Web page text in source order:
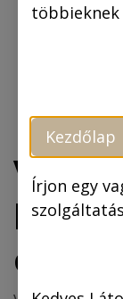
Fred
cm
többieknek
Kezdőlap
Írjon egy